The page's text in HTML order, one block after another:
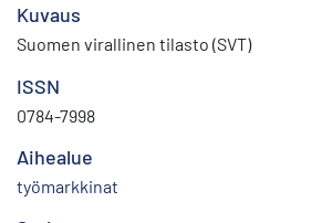
Kuvaus
Suomen virallinen tilasto (SVT)
ISSN
0784-7998
Aihealue
työmarkkinat